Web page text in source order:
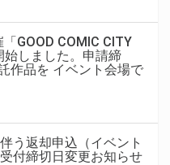
GOOD COMIC CITY
始しました。申請締
作品を イベント会場で
う返却申込（イベント
付締切日変更お知らせ